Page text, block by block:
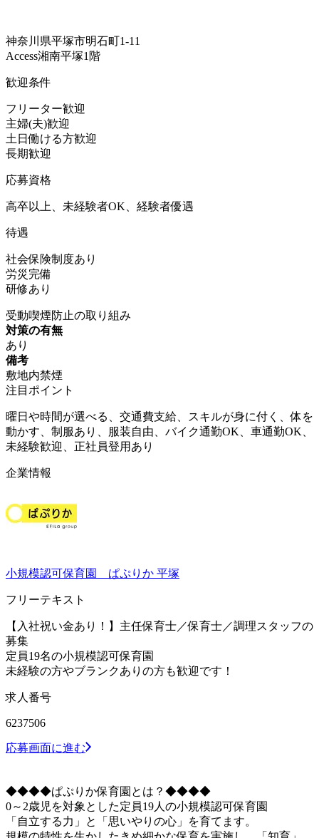
神奈川県平塚市明石町1-11
Access湘南平塚1階
歓迎条件
フリーター歓迎
主婦(夫)歓迎
土日働ける方歓迎
長期歓迎
応募資格
高卒以上、未経験者OK、経験者優遇
待遇
社会保険制度あり
労災完備
研修あり
受動喫煙防止の取り組み
対策の有無
あり
備考
敷地内禁煙
注目ポイント
曜日や時間が選べる、交通費支給、スキルが身に付く、体を
動かす、制服あり、服装自由、バイク通勤OK、車通勤OK、
未経験歓迎、正社員登用あり
企業情報
小規模認可保育園 ぱぷりか 平塚
フリーテキスト
【入社祝い金あり！】主任保育士／保育士／調理スタッフの
募集
定員19名の小規模認可保育園
未経験の方やブランクありの方も歓迎です！
求人番号
6237506
応募画面に進む
◆◆◆◆ぱぷりか保育園とは？◆◆◆◆
0～2歳児を対象とした定員19人の小規模認可保育園
「自立する力」と「思いやりの心」を育てます。